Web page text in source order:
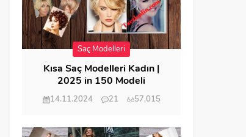
Saç Modelleri
Kısa Saç Modelleri Kadın |
2025 in 150 Modeli
14.11.2024 21 57.015